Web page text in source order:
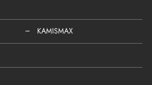
KAMISMAX